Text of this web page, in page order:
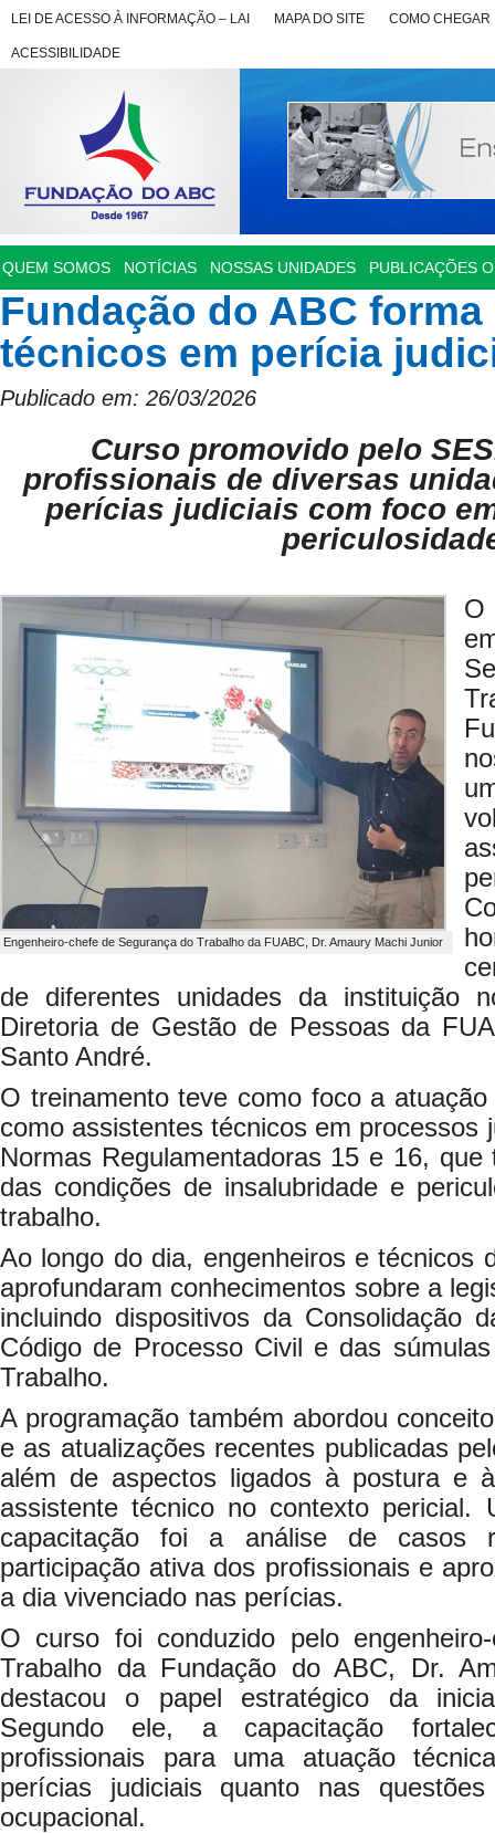
LEI DE ACESSO À INFORMAÇÃO – LAI MAPA DO SITE COMO CHEGAR
ACESSIBILIDADE
QUEM SOMOS NOTÍCIAS NOSSAS UNIDADES PUBLICAÇÕES
Fundação do ABC
técnicos em perícia
Publicado em: 26/03/2026
Curso promovido pelo
profissionais de diversas
perícias judiciais com foco
Engenheiro-chefe de Segurança do Trabalho da FUABC, Dr. Amaury Machi Junior
O
de diferentes unidades da instituição
Diretoria de Gestão de Pessoas da
Santo André.
O treinamento teve como foco a
como assistentes técnicos em processos
Normas Regulamentadoras 15 e 16,
das condições de insalubridade e
trabalho.
Ao longo do dia, engenheiros e técnicos
aprofundaram conhecimentos sobre a
incluindo dispositivos da Consolidação
Código de Processo Civil e das
Trabalho.
A programação também abordou
e as atualizações recentes publicadas
além de aspectos ligados à postura e
assistente técnico no contexto pericial.
capacitação foi a análise de casos
participação ativa dos profissionais e
a dia vivenciado nas perícias.
O curso foi conduzido pelo
Trabalho da Fundação do ABC, Dr.
destacou o papel estratégico da
Segundo ele, a capacitação
profissionais para uma atuação
perícias judiciais quanto nas
ocupacional.